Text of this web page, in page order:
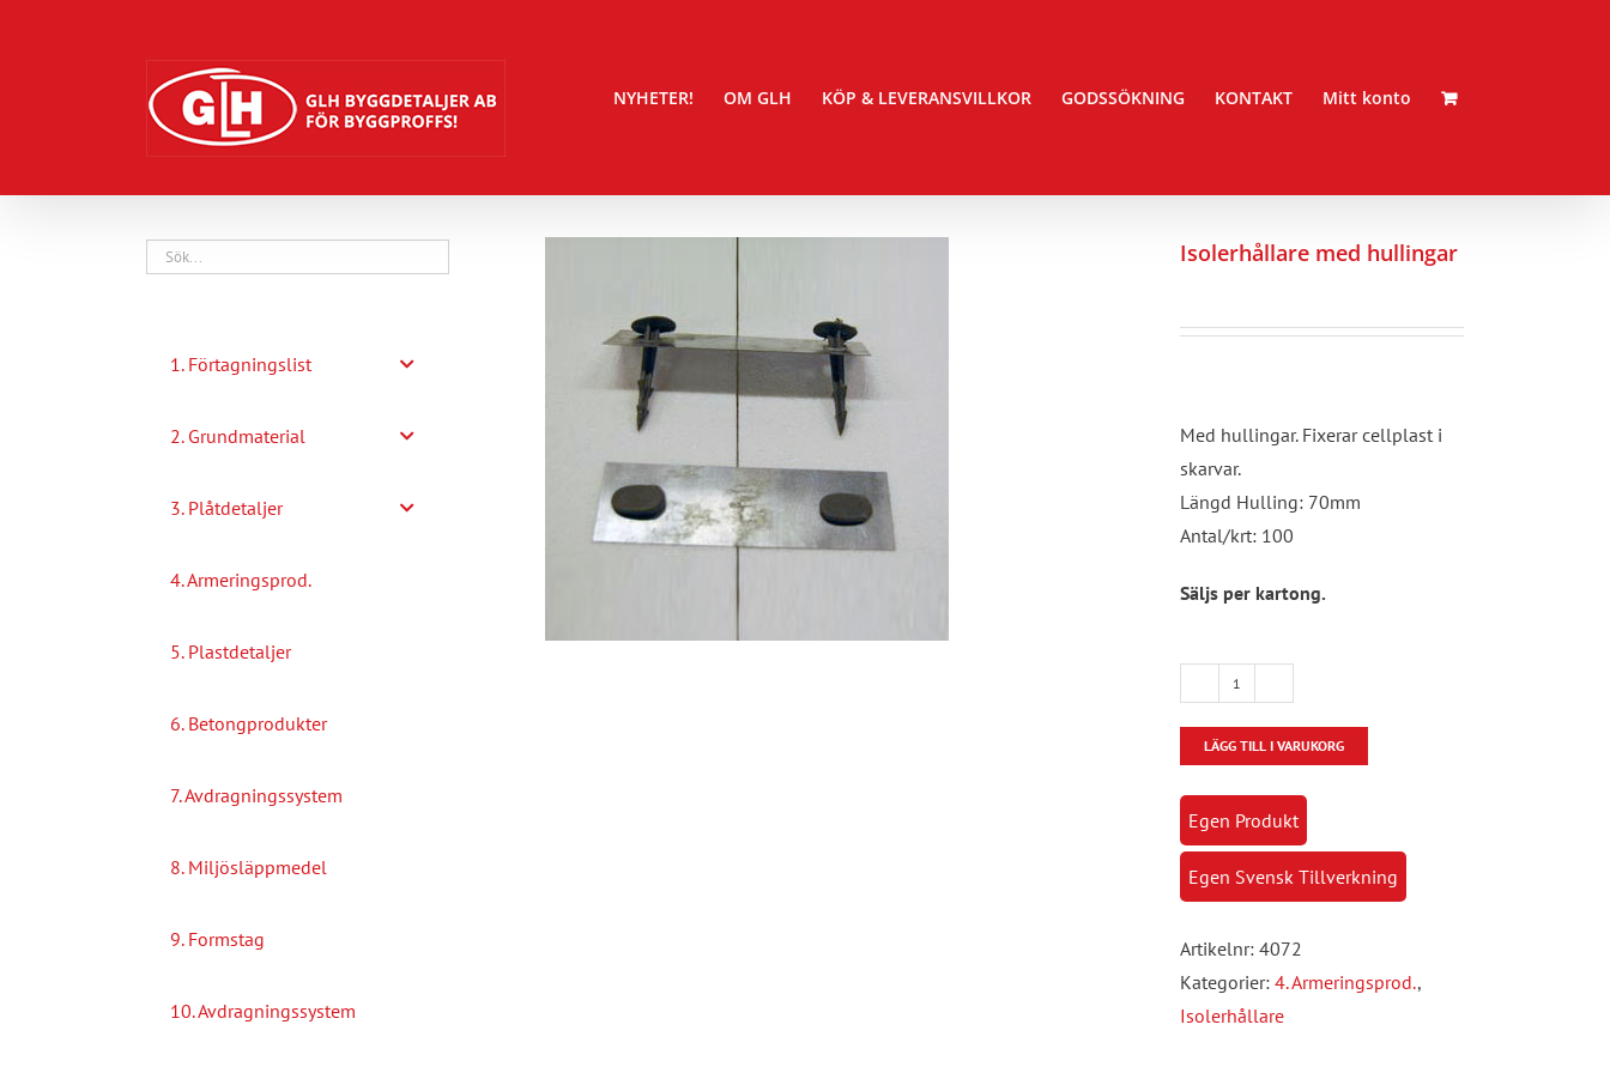
NYHETER! OM GLH KÖP & LEVERANSVILLKOR GODSSÖKNING KONTAKT Mitt konto
Isolerhållare med hullingar
Med hullingar. Fixerar cellplast i
skarvar.
Längd Hulling: 70mm
Antal/krt: 100
Säljs per kartong.
Isolerhållare
med
hullingar
mängd
LÄGG TILL I VARUKORG
Egen Produkt
Egen Svensk Tillverkning
Artikelnr: 4072
Kategorier: 4. Armeringsprod.,
Isolerhållare
1. Förtagningslist
2. Grundmaterial
3. Plåtdetaljer
4. Armeringsprod.
5. Plastdetaljer
6. Betongprodukter
7. Avdragningssystem
8. Miljösläppmedel
9. Formstag
10. Avdragningssystem